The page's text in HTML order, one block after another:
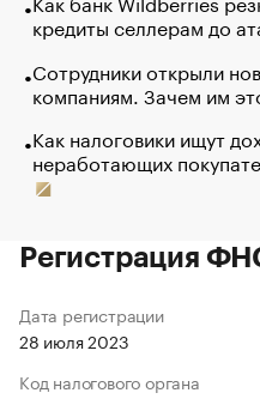
кредиты селлерам до
Сотрудники открыли
компаниям. Зачем им
Как налоговики ищут
неработающих
Регистрация
Дата регистрации
28 июля 2023
Код налогового органа